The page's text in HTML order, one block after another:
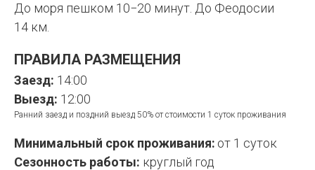
До моря пешком 10−20 минут. До Феодосии
14 км.
ПРАВИЛА РАЗМЕЩЕНИЯ
Заезд: 14:00
Выезд: 12:00
Ранний заезд и поздний выезд 50% от стоимости 1 суток проживания
Минимальный срок проживания: от 1 суток
Сезонность работы: круглый год